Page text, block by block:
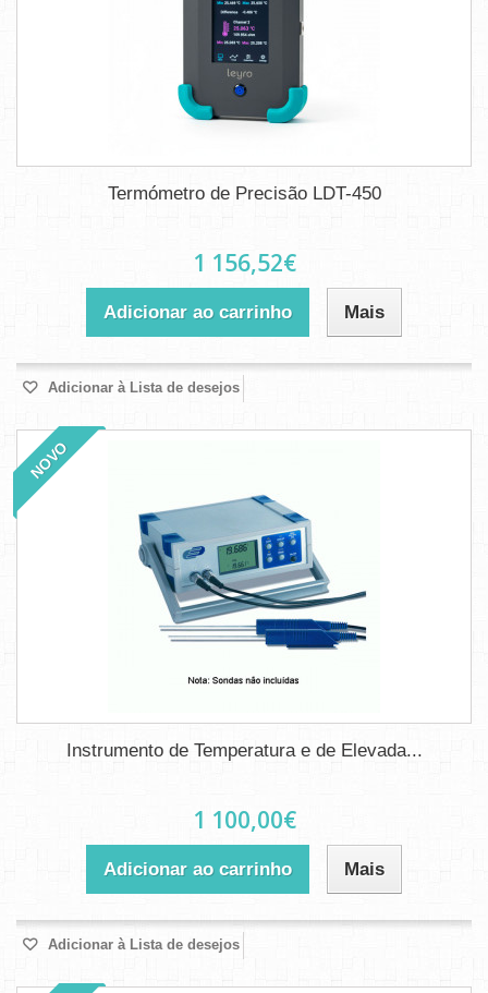
Termómetro de Precisão LDT-450
1 156,52€
Adicionar ao carrinho Mais
Adicionar à Lista de desejos
NOVO
Instrumento de Temperatura e de Elevada...
1 100,00€
Adicionar ao carrinho Mais
Adicionar à Lista de desejos